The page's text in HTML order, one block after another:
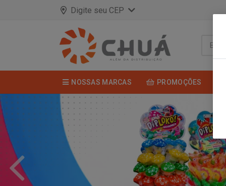
Digite seu CEP
NOSSAS MARCAS PROMOÇÕES